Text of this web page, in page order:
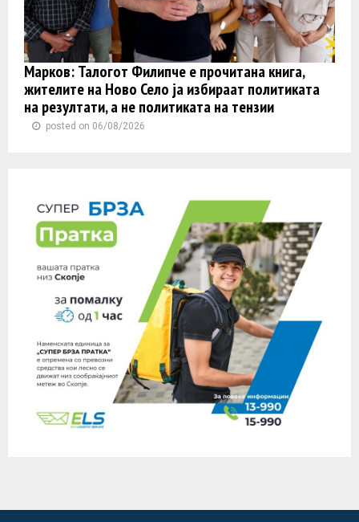
Марков: Талогот Филипче е прочитана книга,
жителите на Ново Село ја избираат политиката
на резултати, а не политиката на тензии
posted on 06/08/2026